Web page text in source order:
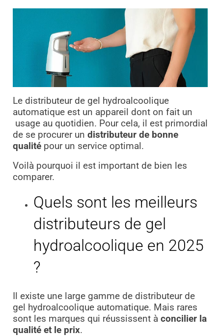
Le distributeur de gel hydroalcoolique
automatique est un appareil dont on fait un
usage au quotidien. Pour cela, il est primordial
de se procurer un distributeur de bonne
qualitépour un service optimal.
Voilà pourquoi il est important de bien les
comparer.
Quels sont les meilleurs
distributeurs de gel
hydroalcoolique en 2025
?
Il existe une large gamme de distributeur de
gel hydroalcoolique automatique. Mais rares
sont les marques qui réussissent à concilier la
qualité et le prix.